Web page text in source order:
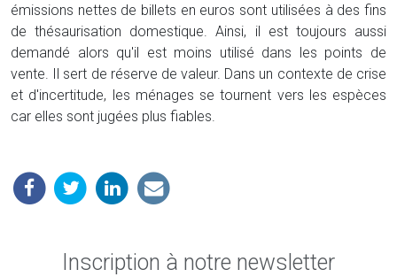
émissions nettes de billets en euros sont utilisées à des fins
de thésaurisation domestique. Ainsi, il est toujours aussi
demandé alors qu'il est moins utilisé dans les points de
vente. Il sert de réserve de valeur. Dans un contexte de crise
et d'incertitude, les ménages se tournent vers les espèces
car elles sont jugées plus fiables.
Inscription à notre newsletter